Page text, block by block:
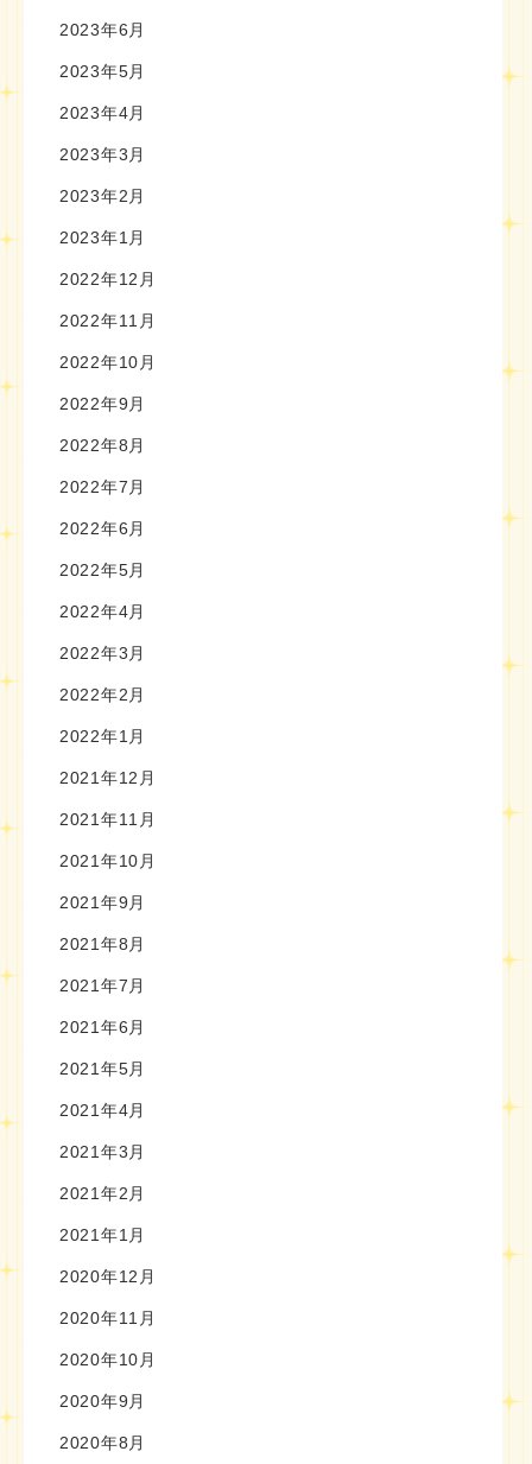
2023年6月
2023年5月
2023年4月
2023年3月
2023年2月
2023年1月
2022年12月
2022年11月
2022年10月
2022年9月
2022年8月
2022年7月
2022年6月
2022年5月
2022年4月
2022年3月
2022年2月
2022年1月
2021年12月
2021年11月
2021年10月
2021年9月
2021年8月
2021年7月
2021年6月
2021年5月
2021年4月
2021年3月
2021年2月
2021年1月
2020年12月
2020年11月
2020年10月
2020年9月
2020年8月